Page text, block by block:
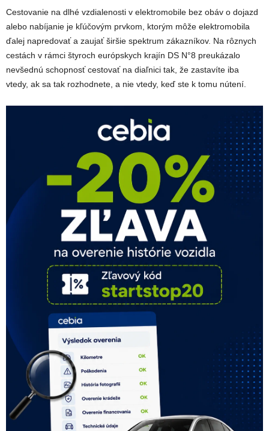
Cestovanie na dlhé vzdialenosti v elektromobile bez obáv o dojazd
alebo nabíjanie je kľúčovým prvkom, ktorým môže elektromobila
ďalej napredovať a zaujať širšie spektrum zákazníkov. Na rôznych
cestách v rámci štyroch európskych krajín DS N°8 preukázalo
nevšednú schopnosť cestovať na diaľnici tak, že zastavíte iba
vtedy, ak sa tak rozhodnete, a nie vtedy, keď ste k tomu nútení.